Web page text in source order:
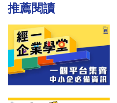
推薦閱讀